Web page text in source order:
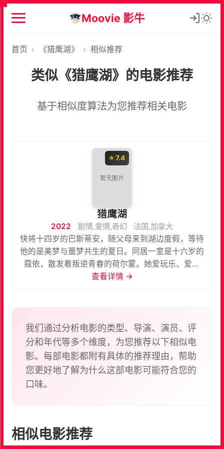
Moovie 影牛
首页 › 《猎鹰湖》 › 相似推荐
类似《猎鹰湖》的电影推荐
基于相似度算法为您推荐相关电影
⭐ 7.4
猎鹰湖
2022 剧情,爱情,奇幻
法国,加拿大
快将十四岁的巴斯蒂安，随父母来到湖边度假，等待
他的是美梦与噩梦共生的夏日。同居一室是十六岁的
蔻依，散发着叛逆青春的荷尔蒙。她爱玩乐、爱扮
鬼、更害怕寂寞，教他喝酒吸烟、邀他到舞会狂欢。
惑；幽深的湖光倒影、真假难分的沉尸传说，以至如
真似幻的开放结局，为夏日成长印记添上迷离阴森的
色彩。
查看详情 →
我们通过分析电影的类型、导演、演员、评
分和年代等多个维度，为您推荐以下相似电
影。每部电影都附有具体的推荐理由，帮助
您更好地了解为什么这部电影可能符合您的
口味。
相似电影推荐